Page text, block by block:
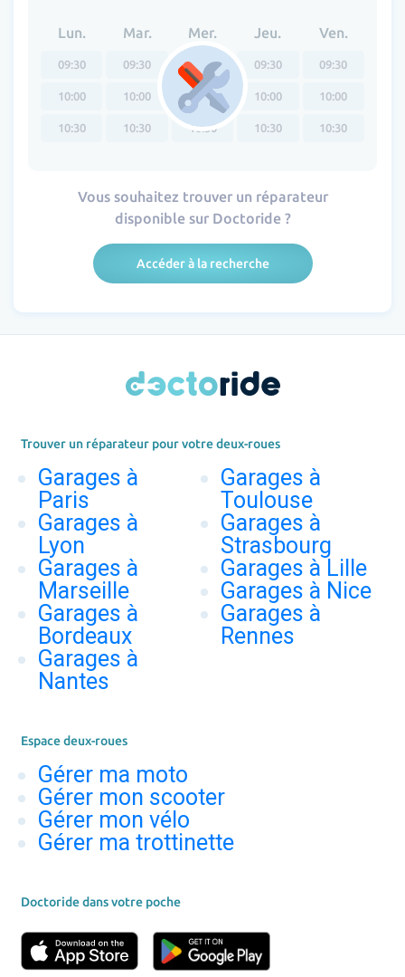
Lun.
09:30
10:00
10:30
Mar.
09:30
10:00
10:30
Mer.
09:30
10:00
10:30
Jeu.
09:30
10:00
10:30
Ven.
09:30
10:00
10:30
Vous souhaitez trouver un réparateur
disponible sur Doctoride ?
Accéder à la recherche
Trouver un réparateur pour votre deux-roues
Garages à
Paris
Garages à
Lyon
Garages à
Marseille
Garages à
Bordeaux
Garages à
Nantes
Garages à
Toulouse
Garages à
Strasbourg
Garages à Lille
Garages à Nice
Garages à
Rennes
Espace deux-roues
Gérer ma moto
Gérer mon scooter
Gérer mon vélo
Gérer ma trottinette
Doctoride dans votre poche